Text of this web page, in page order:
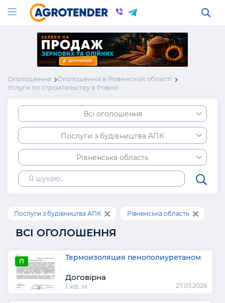
Оголошення
Оголошення в Ровенской області
Услуги по строительству в Ровно
Всі оголошення
Послуги з будівництва АПК
Рівненська область
Послуги з будівництва АПК Рівненська область
ВСІ ОГОЛОШЕННЯ
П Термоизоляция пенополиуретаном
Договірна
1 кв. м 27.07.2026